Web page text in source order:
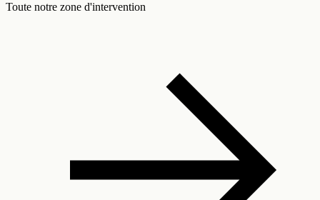
Toute notre zone d'intervention